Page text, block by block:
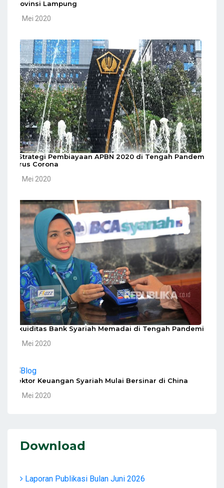
Provinsi Lampung
10 Mei 2020
5 Strategi Pembiayaan APBN 2020 di Tengah Pandemi
Virus Corona
10 Mei 2020
Likuiditas Bank Syariah Memadai di Tengah Pandemi
10 Mei 2020
Sektor Keuangan Syariah Mulai Bersinar di China
10 Mei 2020
Download
Laporan Publikasi Bulan Juni 2026